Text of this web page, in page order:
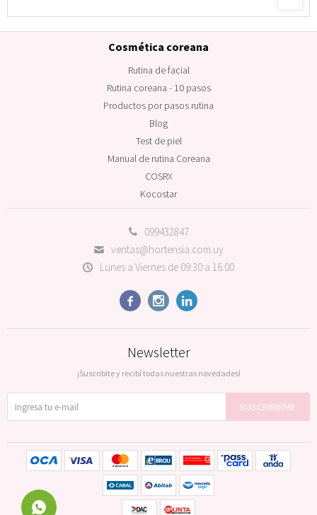
099432847
ventas@hortensia.com.uy
Lunes a Viernes de 09:30 a 16:00
  
Cosmética coreana
Rutina de facial
Rutina coreana - 10 pasos
Productos por pasos rutina
Blog
Test de piel
Manual de rutina Coreana
COSRX
Kocostar
Newsletter
¡Suscribite y recibí todas nuestras novedades!
SUSCRIBIRME